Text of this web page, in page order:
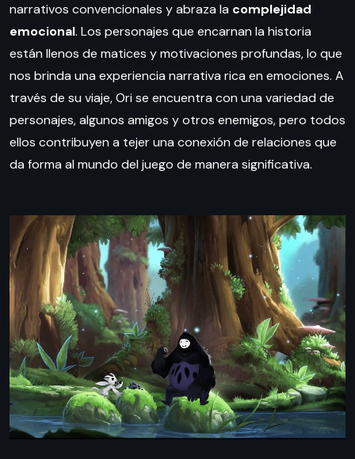
narrativos convencionales y abraza la complejidad
emocional. Los personajes que encarnan la historia
están llenos de matices y motivaciones profundas, lo que
nos brinda una experiencia narrativa rica en emociones. A
través de su viaje, Ori se encuentra con una variedad de
personajes, algunos amigos y otros enemigos, pero todos
ellos contribuyen a tejer una conexión de relaciones que
da forma al mundo del juego de manera significativa.